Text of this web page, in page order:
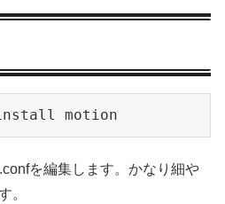
motion
を編集します。かなり細や
。